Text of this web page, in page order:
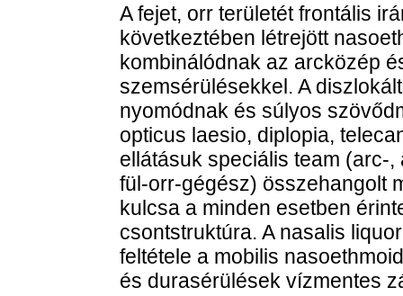
A fejet, orr területét frontális
következtében létrejött
kombinálódnak az arcközép
szemsérülésekkel. A
nyomódnak és súlyos
opticus laesio, diplopia,
ellátásuk speciális team (arc-
fül-orr-gégész) összehangolt
kulcsa a minden esetben
csontstruktúra. A nasalis
feltétele a mobilis
és durasérülések vízmentes